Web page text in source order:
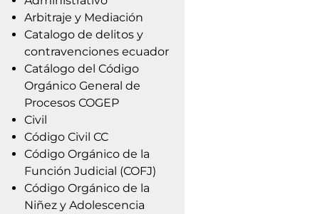
Arbitraje y Mediación
Catalogo de delitos y
contravenciones ecuador
Catálogo del Código
Orgánico General de
Procesos COGEP
Civil
Código Civil CC
Código Orgánico de la
Función Judicial (COFJ)
Código Orgánico de la
Niñez y Adolescencia